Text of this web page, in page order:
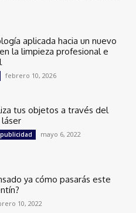
aplicada hacia un nuevo
la limpieza profesional e
febrero 10, 2026
tus objetos a través del
mayo 6, 2022
ya cómo pasarás este
10, 2022